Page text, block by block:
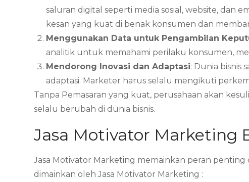
saluran digital seperti media sosial, website, dan
kesan yang kuat di benak konsumen dan
Menggunakan Data untuk Pengambilan
analitik untuk memahami perilaku konsumen,
Mendorong Inovasi dan Adaptasi: Dunia bisnis
adaptasi. Marketer harus selalu mengikuti
Tanpa Pemasaran yang kuat, perusahaan akan
selalu berubah di dunia bisnis.
Jasa Motivator Marketing
Jasa Motivator Marketing memainkan peran
dimainkan oleh Jasa Motivator Marketing :